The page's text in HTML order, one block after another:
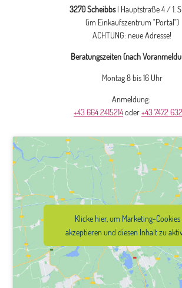
3270 Scheibbs| Hauptstraße 4 / 1.
(im Einkaufszentrum "Portal")
ACHTUNG: neue Adresse!
Beratungszeiten (nach
Montag 8 bis 16 Uhr
Anmeldung:
+43 664 2415214oder+43 7472
Klicke hier, um Marketing-Cookies
akzeptieren und diesen Inhalt zu